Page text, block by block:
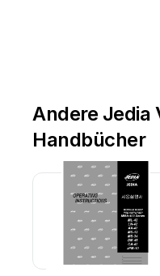
Andere Jedia
Handbücher